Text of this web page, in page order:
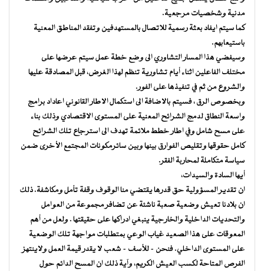
مدنية وشخصيات مرجعية.
كما سيتم ايفاد بعثة رسمية للاتصال بالمستهدفين وتفقد المناطق المعنية
باستيعابهم.
وسيفضي هذا المسار التشاوري الى وضع خطة عمل سيتم عرضها على
مختلف الفاعلين اثناء أيام تشاورية تنظم لهذا الغرض، قبل المصادقة عليها
والشروع من ثم في تنفيذها على الفور.
وبخصوص الرق ، فسيتم بالاضافة الى استكمال الاطار القانوني اعاداد برامج
واسعة النطاق لدمج الشرائح المعنية على المستوى الاقتصادي وذلك بناء
على مسح شامل وفي اطار خطط ملائمة تهدف الى استرجاع تلك الشرائح
كامل حقوقها وتقليص الفوارق بينها وبين سائرمكونات المجتمع الأخرى ضمن
سياسة متكاملة لمحاربة الفقر.
أيها السادة والسيدات،
ان تقدير المسؤولية حق قدرها يقتضي منا الوقوف وقفة تأمل ومكاشفة. ذلك
ان بلادنا تعيش وضعية صعبة ناشئة عن تضافر مجموعة من العوامل
والتحديات الداخلية والخارجية ينبغي ادراكها على حقيقتها . ولعل من أهم
المعوقات على هذا الصعيد غياب الوعي بمتطلبات مواجهة تلك الوضعية
على المستوى الداخلي. فنحن – للأسف – شعب لا يقدر قيمة العمل ولاينتهز
الفرص المتاحة لكسب العيش الكريم، وآية ذلك ان المسح الدائم حول